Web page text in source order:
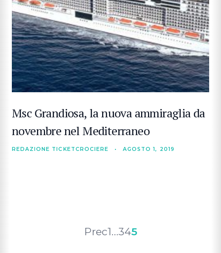
Msc Grandiosa, la nuova ammiraglia da
novembre nel Mediterraneo
REDAZIONE TICKETCROCIERE • AGOSTO 1, 2019
Paginazione
Prec1…345